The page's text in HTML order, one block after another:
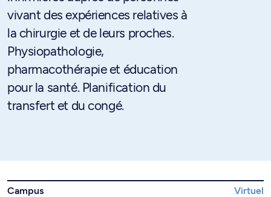
vivant des expériences relatives à
la chirurgie et de leurs proches.
Physiopathologie,
pharmacothérapie et éducation
pour la santé. Planification du
transfert et du congé.
Campus
Virtuel